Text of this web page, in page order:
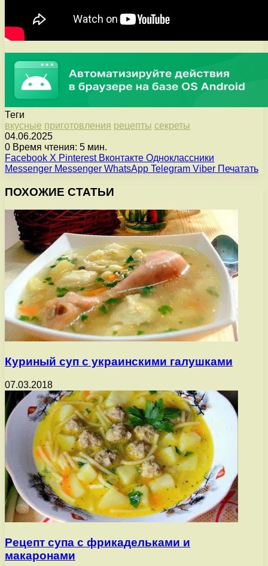
Теги
вкусные приготовления рецепты секреты
04.06.2025
0 Время чтения: 5 мин.
Facebook X Pinterest Вконтакте Одноклассники
Messenger Messenger WhatsApp Telegram Viber Печатать
ПОХОЖИЕ СТАТЬИ
Куриный суп с украинскими галушками
07.03.2018
Рецепт супа с фрикадельками и
макаронами